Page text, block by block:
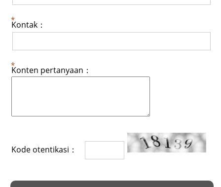
Kontak：
Konten pertanyaan：
Kode otentikasi：